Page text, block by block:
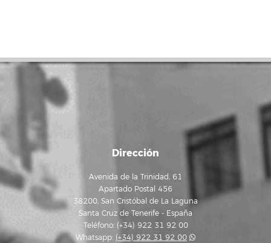
Dirección
Avenida de la Trinidad, 61
Apartado Postal 456
38200, San Cristóbal de La Laguna
Santa Cruz de Tenerife - España
Teléfono: (+34) 922 31 92 00
Whatsapp: (+34) 922 31 92 00